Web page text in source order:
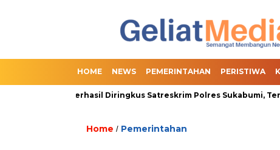
HOME NEWS PEMERINTAHAN PERISTIWA
Slot Berhasil Diringkus Satreskrim Polres Sukabumi,
Home / Pemerintahan